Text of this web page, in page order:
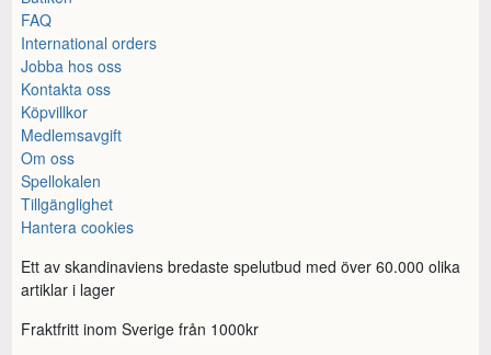
FAQ
International orders
Jobba hos oss
Kontakta oss
Köpvillkor
Medlemsavgift
Om oss
Spellokalen
Tillgänglighet
Hantera cookies
Ett av skandinaviens bredaste spelutbud med över 60.000 olika
artiklar i lager
Fraktfritt inom Sverige från 1000kr